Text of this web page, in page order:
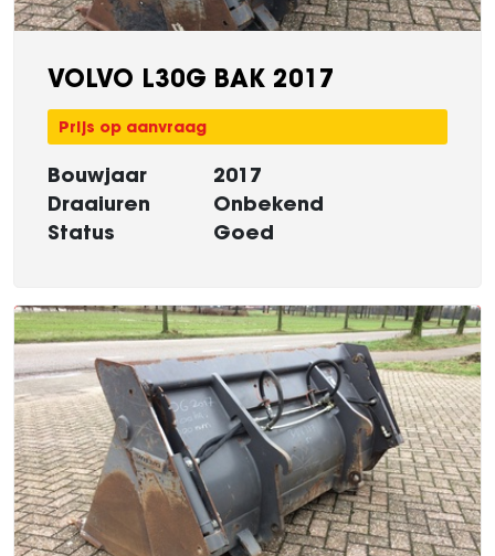
VOLVO L30G BAK 2017
Prijs op aanvraag
Bouwjaar
2017
Draaiuren
Onbekend
Status
Goed